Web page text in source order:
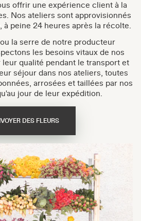
offrir une expérience client à la
Nos ateliers sont approvisionnés
à peine 24 heures après la récolte.
la serre de notre producteur
les besoins vitaux de nos
qualité pendant le transport et
séjour dans nos ateliers, toutes
arrosées et taillées par nos
jour de leur expédition.
DES FLEURS